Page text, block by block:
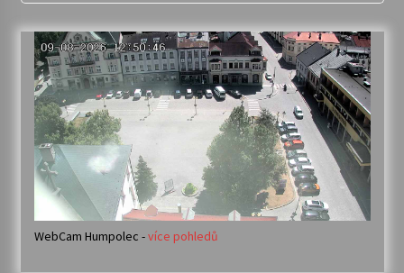
WebCam Humpolec -více pohledů